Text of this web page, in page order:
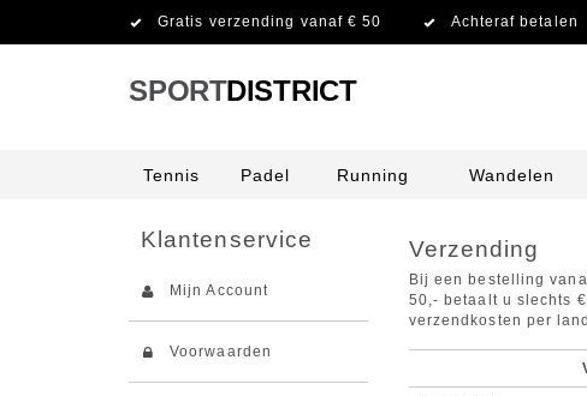
Gratis verzending vanaf € 50 Achteraf betalen
SPORTDISTRICT
Tennis Padel Running Wandelen
Klantenservice
Mijn Account
Voorwaarden
Verzending
Bij een bestelling
50,- betaalt u slechts
verzendkosten per